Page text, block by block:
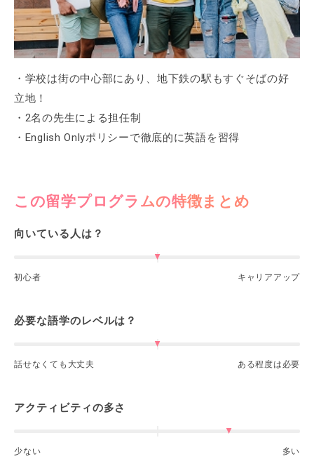
・学校は街の中心部にあり、地下鉄の駅もすぐそばの好
立地！
・2名の先生による担任制
・English Onlyポリシーで徹底的に英語を習得
この留学プログラムの特徴まとめ
向いている人は？
初心者 キャリアアップ
必要な語学のレベルは？
話せなくても大丈夫 ある程度は必要
アクティビティの多さ
少ない 多い